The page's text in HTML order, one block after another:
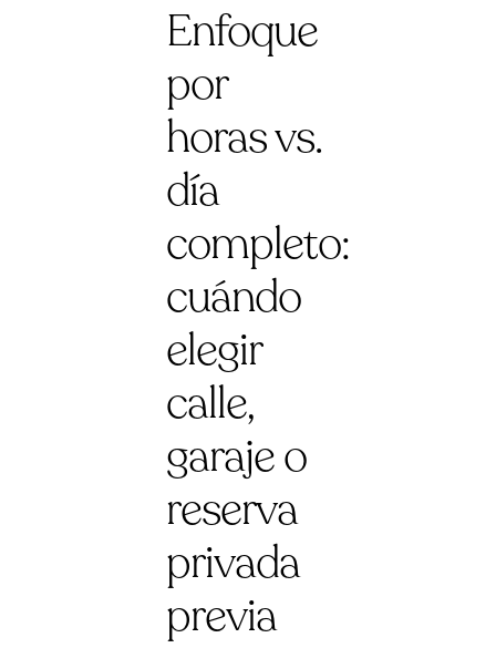
Enfoque
por
horas vs.
día
completo:
cuándo
elegir
calle,
garaje o
reserva
privada
previa